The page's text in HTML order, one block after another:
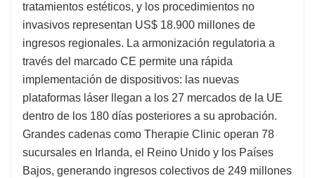
tratamientos estéticos, y los procedimientos no
invasivos representan US$ 18.900 millones de
ingresos regionales. La armonización regulatoria a
través del marcado CE permite una rápida
implementación de dispositivos: las nuevas
plataformas láser llegan a los 27 mercados de la UE
dentro de los 180 días posteriores a su aprobación.
Grandes cadenas como Therapie Clinic operan 78
sucursales en Irlanda, el Reino Unido y los Países
Bajos, generando ingresos colectivos de 249 millones